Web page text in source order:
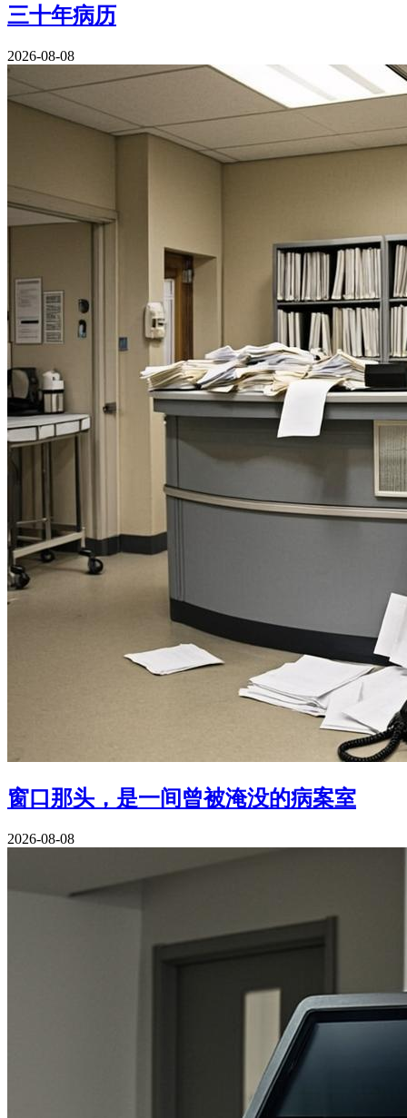
三十年病历
2026-08-08
窗口那头，是一间曾被淹没的病案室
2026-08-08